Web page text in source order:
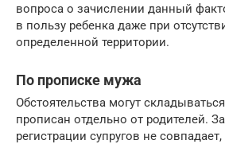
вопроса о зачислении данный
в пользу ребенка даже при
определенной территории.
По прописке мужа
Обстоятельства могут
прописан отдельно от родителей.
регистрации супругов не